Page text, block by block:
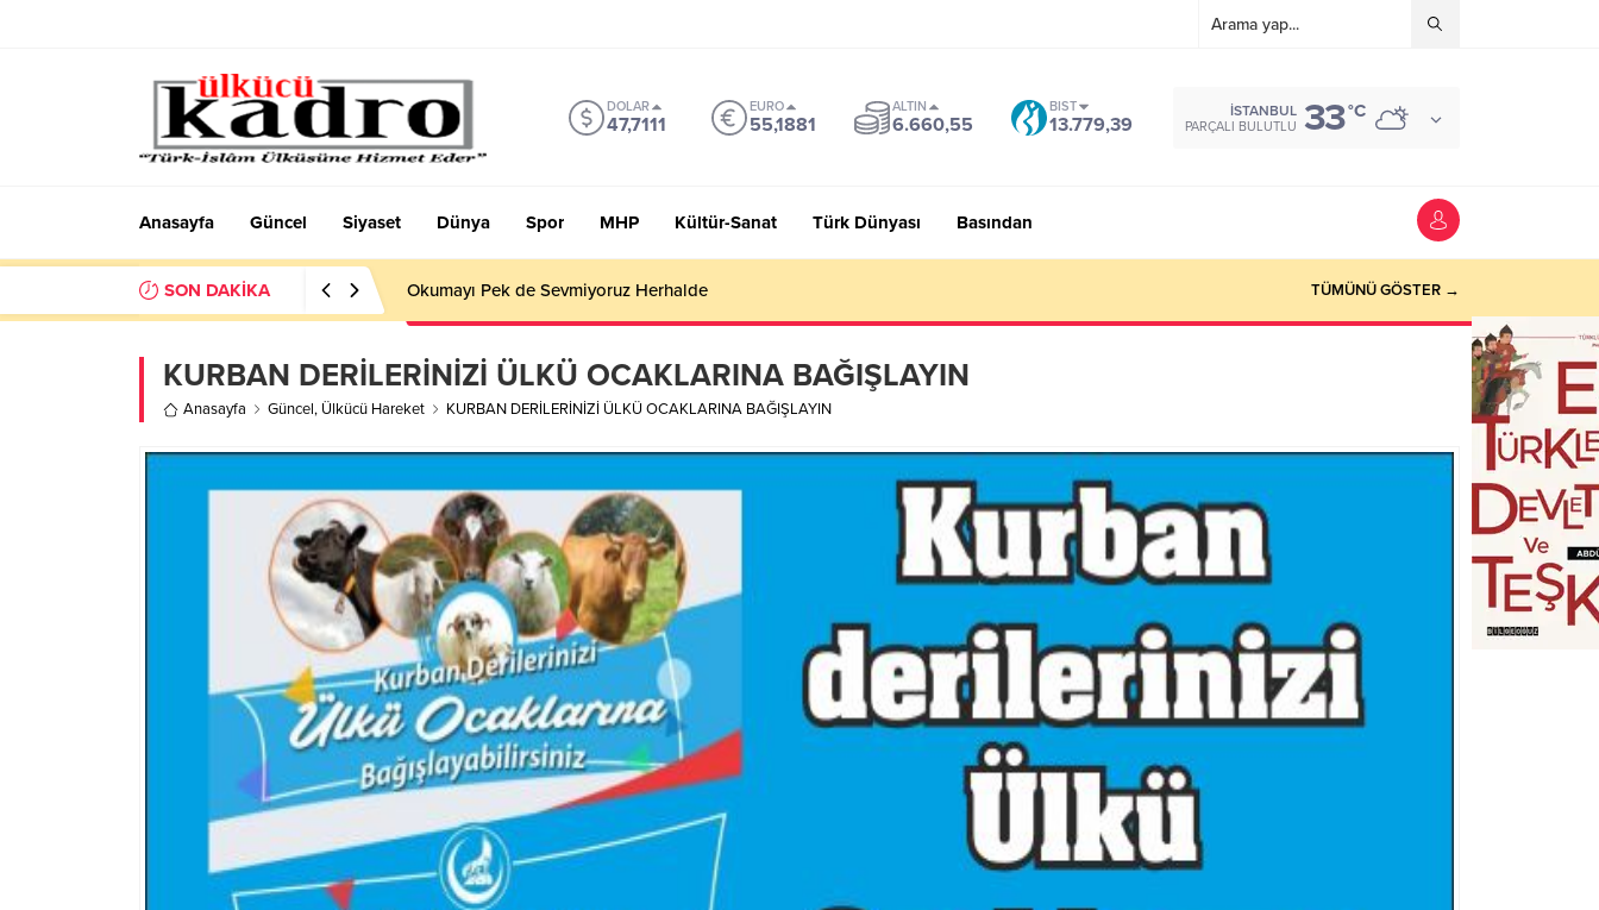
DOLAR
47,7111
EURO
55,1881
ALTIN
6.660,55
BIST
13.779,39
İSTANBUL
PARÇALI BULUTLU 33°C
Anasayfa Güncel Siyaset Dünya Spor MHP Kültür-Sanat Türk Dünyası Basından
SON DAKİKA Okumayı Pek de Sevmiyoruz Herhalde TÜMÜNÜ GÖSTER →
KURBAN DERİLERİNİZİ ÜLKÜ OCAKLARINA BAĞIŞLAYIN
Anasayfa Güncel, Ülkücü Hareket KURBAN DERİLERİNİZİ ÜLKÜ OCAKLARINA BAĞIŞLAYIN